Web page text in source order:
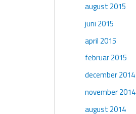
august 2015
juni 2015
april 2015
februar 2015
december 2014
november 2014
august 2014